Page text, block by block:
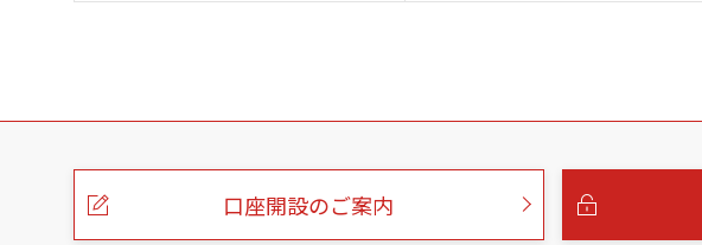
こ
口座開設のご案内